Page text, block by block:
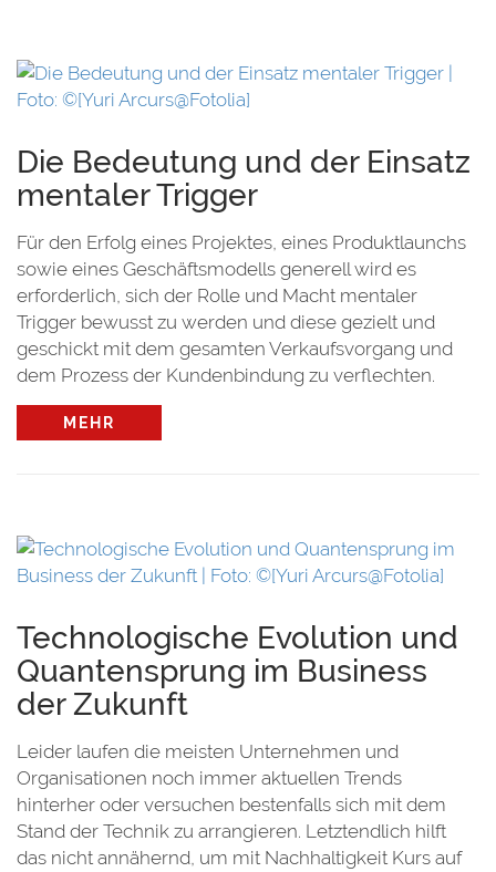
Die Bedeutung und der Einsatz
mentaler Trigger
Für den Erfolg eines Projektes, eines Produktlaunchs
sowie eines Geschäftsmodells generell wird es
erforderlich, sich der Rolle und Macht mentaler
Trigger bewusst zu werden und diese gezielt und
geschickt mit dem gesamten Verkaufsvorgang und
dem Prozess der Kundenbindung zu verflechten.
MEHR
Technologische Evolution und
Quantensprung im Business
der Zukunft
Leider laufen die meisten Unternehmen und
Organisationen noch immer aktuellen Trends
hinterher oder versuchen bestenfalls sich mit dem
Stand der Technik zu arrangieren. Letztendlich hilft
das nicht annähernd, um mit Nachhaltigkeit Kurs auf